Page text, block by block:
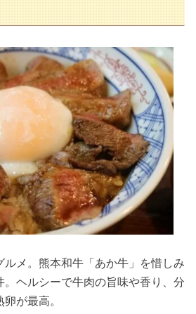
ルメ。熊本和牛「あか牛」を惜しみ
。ヘルシーで牛肉の旨味や香り、分
が最高。